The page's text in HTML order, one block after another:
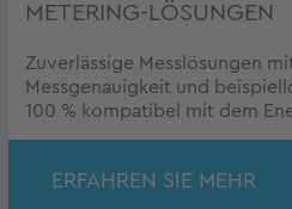
METERING-LÖSUNGEN
Zuverlässige Messlösungen
Messgenauigkeit und
100 % kompatibel mit dem
ERFAHREN SIE MEHR